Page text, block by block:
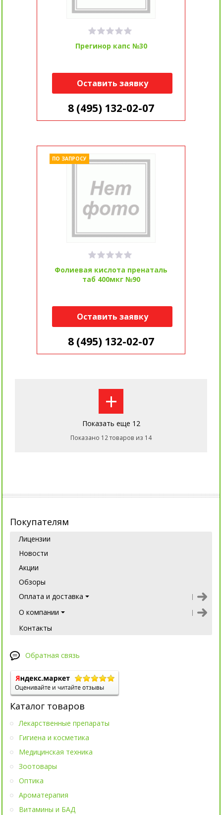
Прегинор капс №30
Оставить заявку
8 (495) 132-02-07
Фолиевая кислота пренаталь
таб 400мкг №90
ПО ЗАПРОСУ
Оставить заявку
8 (495) 132-02-07
+
Показать еще 12
Показано 12 товаров из 14
Покупателям
Лицензии
Новости
Акции
Обзоры
Оплата и доставка
О компании
Контакты
Обратная связь
Каталог товаров
Лекарственные препараты
Гигиена и косметика
Медицинская техника
Зоотовары
Оптика
Ароматерапия
Витамины и БАД